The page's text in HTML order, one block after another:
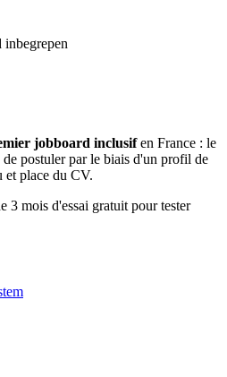
inbegrepen
jobboard inclusifen France : le
postuler par le biais d'un profil de
et place du CV.
3 mois d'essai gratuit pour tester